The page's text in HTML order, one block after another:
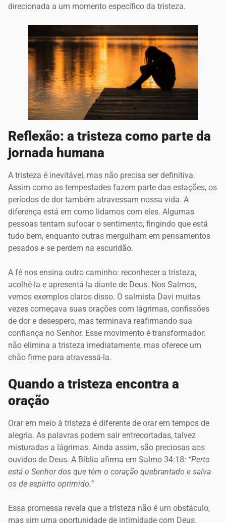
direcionada a um momento específico da tristeza.
Reflexão: a tristeza como parte da
jornada humana
A tristeza é inevitável, mas não precisa ser definitiva.
Assim como as tempestades fazem parte das estações, os
períodos de dor também atravessam nossa vida. A
diferença está em como lidamos com eles. Algumas
pessoas tentam sufocar o sentimento, fingindo que está
tudo bem, enquanto outras mergulham em pensamentos
pesados e se perdem na escuridão.
A fé nos ensina outro caminho: reconhecer a tristeza,
acolhê-la e apresentá-la diante de Deus. Nos Salmos,
vemos exemplos claros disso. O salmista Davi muitas
vezes começava suas orações com lágrimas, confissões
de dor e desespero, mas terminava reafirmando sua
confiança no Senhor. Esse movimento é transformador:
não elimina a tristeza imediatamente, mas oferece um
chão firme para atravessá-la.
Quando a tristeza encontra a
oração
Orar em meio à tristeza é diferente de orar em tempos de
alegria. As palavras podem sair entrecortadas, talvez
misturadas a lágrimas. Ainda assim, são preciosas aos
ouvidos de Deus. A Bíblia afirma em Salmo 34:18: “Perto
está o Senhor dos que têm o coração quebrantado e salva
os de espírito oprimido.”
Essa promessa revela que a tristeza não é um obstáculo,
mas sim uma oportunidade de intimidade com Deus.